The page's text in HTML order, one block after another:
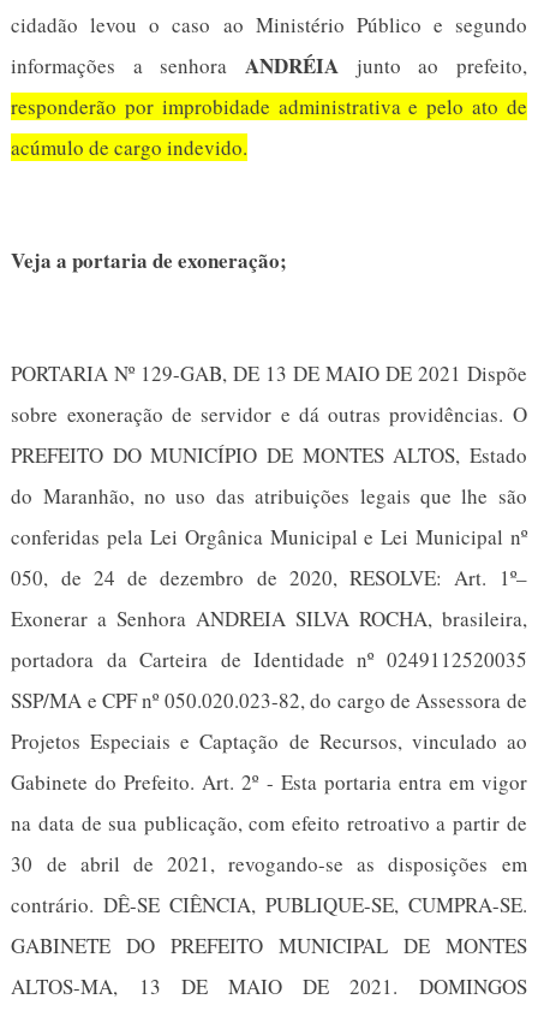
cidadão levou o caso ao Ministério Público e segundo
informações a senhora ANDRÉIA junto ao prefeito,
responderão por improbidade administrativa e pelo ato de
acúmulo de cargo indevido.
Veja a portaria de exoneração;
PORTARIA Nº 129-GAB, DE 13 DE MAIO DE 2021 Dispõe
sobre exoneração de servidor e dá outras providências. O
PREFEITO DO MUNICÍPIO DE MONTES ALTOS, Estado
do Maranhão, no uso das atribuições legais que lhe são
conferidas pela Lei Orgânica Municipal e Lei Municipal nº
050, de 24 de dezembro de 2020, RESOLVE: Art. 1º–
Exonerar a Senhora ANDREIA SILVA ROCHA, brasileira,
portadora da Carteira de Identidade nº 0249112520035
SSP/MA e CPF nº 050.020.023-82, do cargo de Assessora de
Projetos Especiais e Captação de Recursos, vinculado ao
Gabinete do Prefeito. Art. 2º - Esta portaria entra em vigor
na data de sua publicação, com efeito retroativo a partir de
30 de abril de 2021, revogando-se as disposições em
contrário. DÊ-SE CIÊNCIA, PUBLIQUE-SE, CUMPRA-SE.
GABINETE DO PREFEITO MUNICIPAL DE MONTES
ALTOS-MA, 13 DE MAIO DE 2021. DOMINGOS